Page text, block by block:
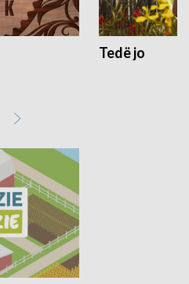
Tedë jo